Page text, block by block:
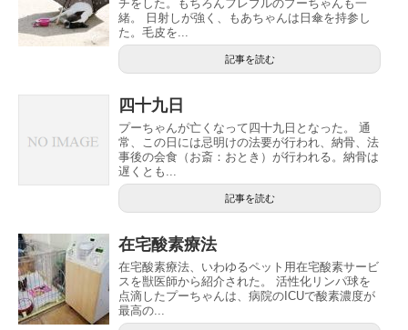
チをした。もちろんフレブルのプーちゃんも一
緒。 日射しが強く、もあちゃんは日傘を持参し
た。毛皮を...
記事を読む
四十九日
プーちゃんが亡くなって四十九日となった。 通
常、この日には忌明けの法要が行われ、納骨、法
事後の会食（お斎：おとき）が行われる。納骨は
遅くとも...
記事を読む
在宅酸素療法
在宅酸素療法、いわゆるペット用在宅酸素サービ
スを獣医師から紹介された。 活性化リンパ球を
点滴したプーちゃんは、病院のICUで酸素濃度が
最高の...